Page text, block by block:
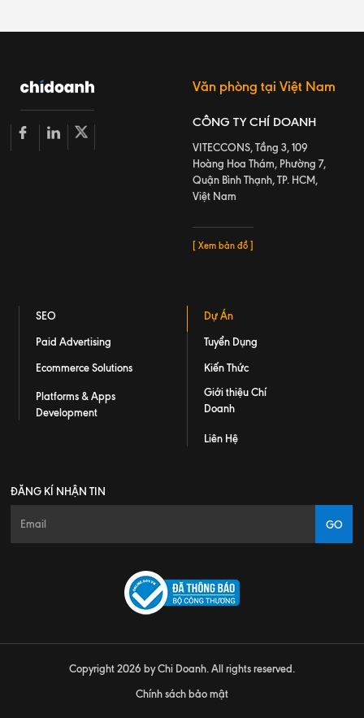
Văn phòng tại Việt Nam
CÔNG TY CHÍ DOANH
VITECCONS, Tầng 3, 109
Hoàng Hoa Thám, Phường 7,
Quận Bình Thạnh, TP. HCM,
Việt Nam
[ Xem bản đồ ]
SEO
Paid Advertising
Ecommerce Solutions
Platforms & Apps
Development
Dự Án
Tuyển Dụng
Kiến Thức
Giới thiệu Chí
Doanh
Liên Hệ
ĐĂNG KÍ NHẬN TIN
GO
Copyright 2026 by Chi Doanh. All rights reserved.
Chính sách bảo mật